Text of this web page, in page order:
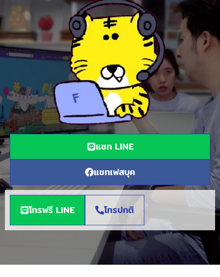
แชท LINE
แชทเฟสบุค
โทรฟรี LINE โทรปกติ